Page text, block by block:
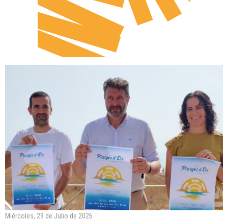
Miércoles, 29 de Julio de 2026